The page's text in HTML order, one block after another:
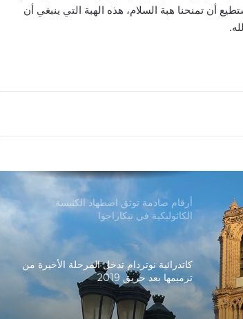
أن تمنحنا هبة السلام، هذه الهبة التي ينبغي أن
دعوة مشتركة لتجديد الإيمان وترسيخ السلام
الأرض المقدسة وساعدوا في تعزيز الحوار
بطريركا الأقباط الكاثوليك والروم الكاثوليك
أرقام صادمة توثق اضطهاد الكنيسة
الكاثوليكية في نيكاراجوا
كاتدرائية نوتردام تدخل المرحلة الأخيرة من
ترميمها بعد حريق 2019